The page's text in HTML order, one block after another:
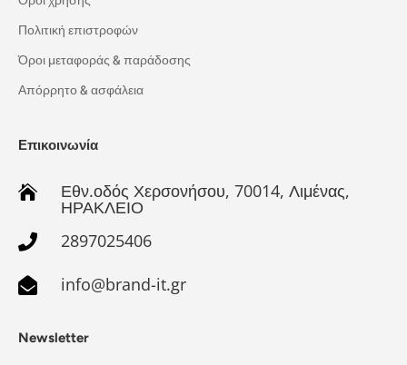
Πολιτική επιστροφών
Όροι μεταφοράς & παράδοσης
Απόρρητο & ασφάλεια
Επικοινωνία
 Εθν.οδός Χερσονήσου, 70014, Λιμένας,
ΗΡΑΚΛΕΙΟ
 2897025406
 info@brand-it.gr
Newsletter